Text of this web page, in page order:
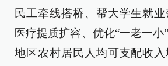
民工牵线搭桥、帮大学生就
医疗提质扩容、优化“一老一
地区农村居民人均可支配收